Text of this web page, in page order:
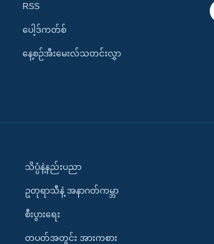
RSS
ပေါ့ဒ်ကတ်စ်
နေ့စဉ်အီးမေးလ်သတင်းလွှာ
သိပ္ပံနဲ့နည်းပညာ
ဥတုရာသီနဲ့ အနာဂတ်ကမ္ဘာ
စီးပွားရေး
တပတ်အတွင်း အားကစား